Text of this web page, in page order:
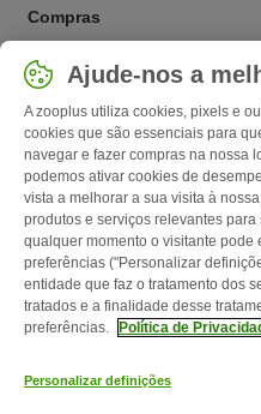
Compras
Selecionar país
Portugal / PT
Follow zooplus
Ajude-nos a
A zooplus utiliza cookies, pixels e
cookies que são essenciais para
navegar e fazer compras na nossa
podemos ativar cookies de
vista a melhorar a sua visita à
produtos e serviços relevantes
qualquer momento o visitante pode
preferências ("Personalizar
entidade que faz o tratamento dos
tratados e a finalidade desse
preferências.
Política de
Personalizar definições